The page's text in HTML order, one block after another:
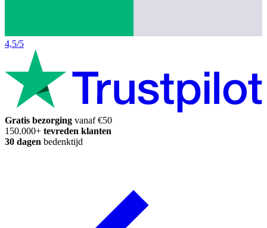
4,5/5
Gratis bezorging vanaf €50
150.000+ tevreden klanten
30 dagen bedenktijd